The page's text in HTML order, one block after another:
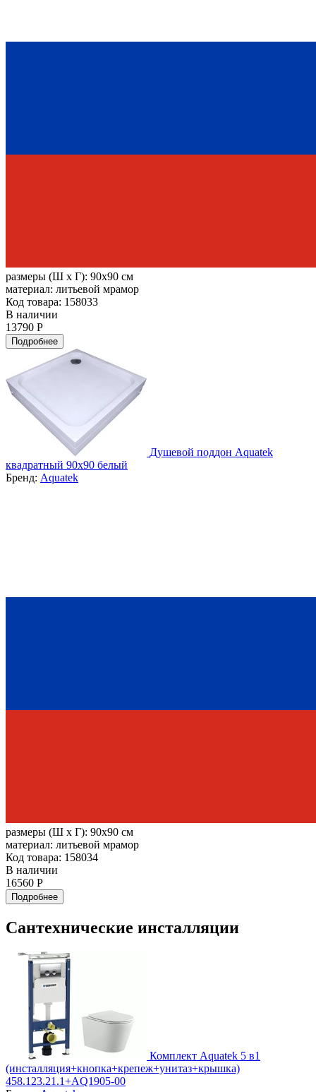
размеры (Ш х Г): 90x90 см
материал: литьевой мрамор
Код товара: 158033
В наличии
13790 Р
Подробнее
Душевой поддон Aquatek
квадратный 90x90 белый
Бренд: Aquatek
размеры (Ш х Г): 90x90 см
материал: литьевой мрамор
Код товара: 158034
В наличии
16560 Р
Подробнее
Сантехнические инсталляции
Комплект Aquatek 5 в1
(инсталляция+кнопка+крепеж+унитаз+крышка)
458.123.21.1+AQ1905-00